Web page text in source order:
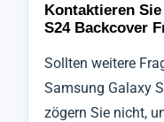
Kontaktieren
S24 Backcover
Sollten weitere
Samsung Galaxy
zögern Sie nicht,